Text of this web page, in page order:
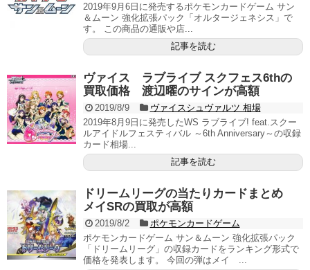
2019年9月6日に発売するポケモンカードゲーム サン
＆ムーン 強化拡張パック「オルタージェネシス」で
す。 この商品の通販や店...
記事を読む
ヴァイス ラブライブ スクフェス6thの
買取価格 渡辺曜のサインが高額
2019/8/9
ヴァイスシュヴァルツ 相場
2019年8月9日に発売したWS ラブライブ! feat.スクー
ルアイドルフェスティバル ～6th Anniversary～の収録
カード相場...
記事を読む
ドリームリーグの当たりカードまとめ
メイSRの買取が高額
2019/8/2
ポケモンカードゲーム
ポケモンカードゲーム サン＆ムーン 強化拡張パック
「ドリームリーグ」の収録カードをランキング形式で
価格を発表します。 今回の弾はメイ ...